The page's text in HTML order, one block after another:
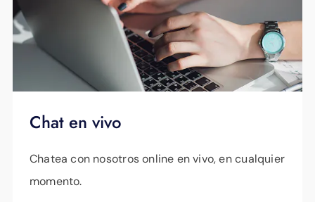
Chat en vivo
Chatea con nosotros online en vivo, en cualquier
momento.